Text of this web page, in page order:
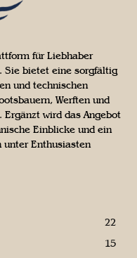
für Liebhaber
Sie bietet eine sorgfältig
und technischen
Werften und
Ergänzt wird das Angebot
Einblicke und ein
unter Enthusiasten
22
15